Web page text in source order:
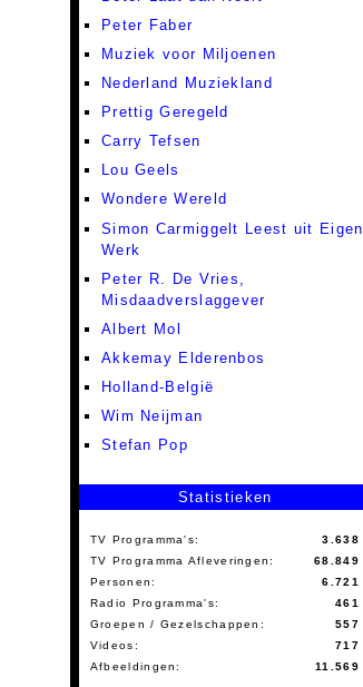
Peter Faber
Muziek voor Miljoenen
Nederland Muziekland
Prettig Geregeld
Carry Tefsen
Lou Geels
Wondere Wereld
Simon Carmiggelt Leest uit Eigen
Werk
Peter R. De Vries,
Misdaadverslaggever
Albert Mol
Akkemay Elderenbos
Holland-België
Wim Neijman
Stefan Pop
Statistieken
TV Programma's:
3.638
TV Programma Afleveringen:
68.849
Personen:
6.721
Radio Programma's:
461
Groepen / Gezelschappen:
557
Videos:
717
Afbeeldingen:
11.569